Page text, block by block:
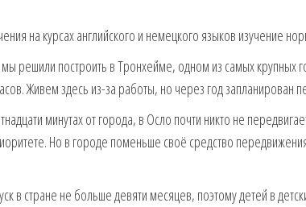
на курсах английского и немецкого языков изучение
решили построить в Тронхейме, одном из самых крупных
Живем здесь из-за работы, но через год запланирован
минутах от города, в Осло почти никто не
Но в городе поменьше своё средство
в стране не больше девяти месяцев, поэтому детей в